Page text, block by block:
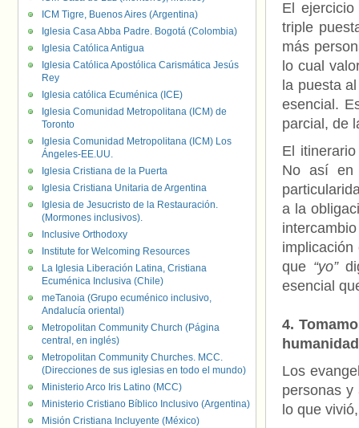
El
triple
más
lo cual
la puesta
esencial.
parcial, de
El
No así
a la
que “yo”
esencial
4.
humanidad
Los
personas
lo que
ICM Tigre, Buenos Aires (Argentina)
Iglesia Casa Abba Padre. Bogotá (Colombia)
Iglesia Católica Antigua
Iglesia Católica Apostólica Carismática Jesús
Rey
Iglesia católica Ecuménica (ICE)
Iglesia Comunidad Metropolitana (ICM) de
Toronto
Iglesia Comunidad Metropolitana (ICM) Los
Ángeles-EE.UU.
Iglesia Cristiana de la Puerta
Iglesia Cristiana Unitaria de Argentina
Iglesia de Jesucristo de la Restauración.
(Mormones inclusivos).
Inclusive Orthodoxy
Institute for Welcoming Resources
La Iglesia Liberación Latina, Cristiana
Ecuménica Inclusiva (Chile)
meTanoia (Grupo ecuménico inclusivo,
Andalucía oriental)
Metropolitan Community Church (Página
central, en inglés)
Metropolitan Community Churches. MCC.
(Direcciones de sus iglesias en todo el mundo)
Ministerio Arco Iris Latino (MCC)
Ministerio Cristiano Bíblico Inclusivo (Argentina)
Misión Cristiana Incluyente (México)